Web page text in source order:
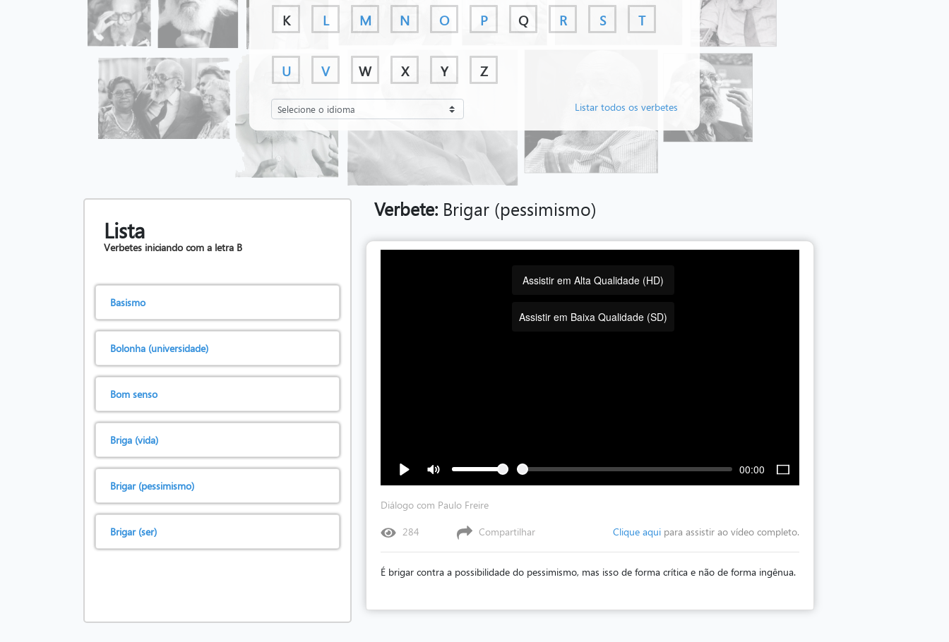
K L M N O P Q R S T
U V W X Y Z
Listar todos os verbetes
Lista
Verbetes iniciando com a letra B
Basismo
Bolonha (universidade)
Bom senso
Briga (vida)
Brigar (pessimismo)
Brigar (ser)
Verbete:Brigar (pessimismo)
Assistir em Alta Qualidade (HD)
Assistir em Baixa Qualidade (SD)
00:00
Diálogo com Paulo Freire
284
Compartilhar Clique aquipara assistir ao vídeo completo.
É brigar contra a possibilidade do pessimismo, mas isso de forma crítica e não de forma ingênua.